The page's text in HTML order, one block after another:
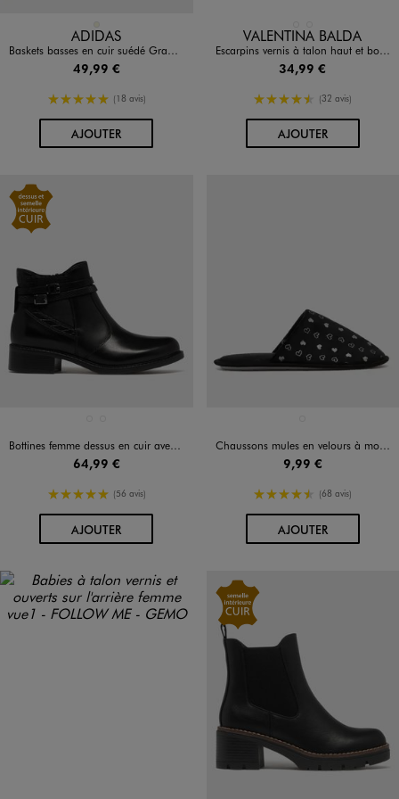
Disponible en 1 coloris
ADIDAS
Baskets basses en cuir suédé Grand Court 00s K femme - Adidas
49,99 €
5/5 de moyenne
(18 avis)
AJOUTERAU PANIER
Disponible en 2 coloris
VALENTINA BALDA
Escarpins vernis à talon haut et bout pointu femme - Valentina Baldano
34,99 €
4.5/5 de moyenne
(32 avis)
AJOUTERAU PANIER
Bottines femme dessus en cuir avec détails fantaisie et à zip - Tanéo
64,99 €
5/5 de moyenne
(56 avis)
AJOUTERAU PANIER
Chaussons mules en velours à motif cœurs brillants femme
9,99 €
4.5/5 de moyenne
(68 avis)
AJOUTERAU PANIER